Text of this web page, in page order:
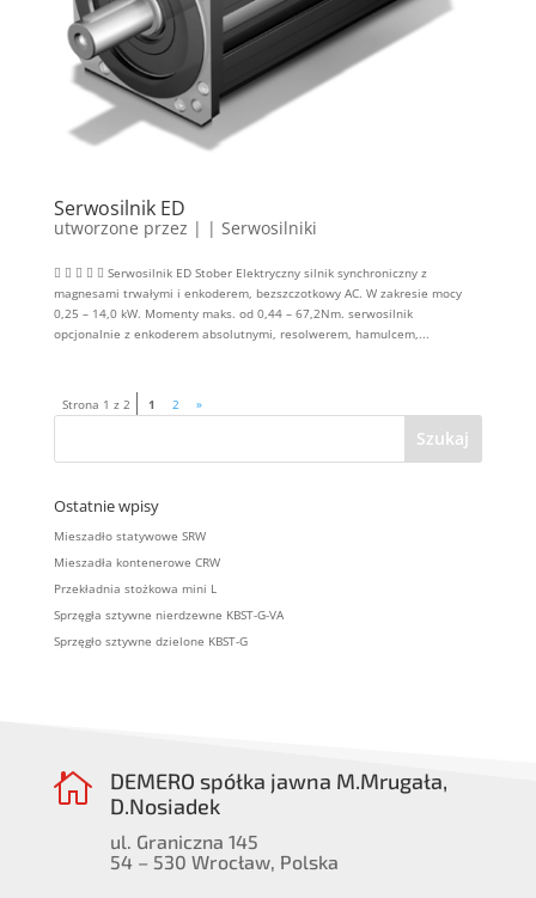
Serwosilnik ED
utworzone przez | | Serwosilniki
     Serwosilnik ED Stober Elektryczny silnik synchroniczny z
magnesami trwałymi i enkoderem, bezszczotkowy AC. W zakresie mocy
0,25 – 14,0 kW. Momenty maks. od 0,44 – 67,2Nm. serwosilnik
opcjonalnie z enkoderem absolutnymi, resolwerem, hamulcem,...
Strona 1 z 2 1 2 »
Ostatnie wpisy
Mieszadło statywowe SRW
Mieszadła kontenerowe CRW
Przekładnia stożkowa mini L
Sprzęgła sztywne nierdzewne KBST-G-VA
Sprzęgło sztywne dzielone KBST-G

DEMERO spółka jawna M.Mrugała,
D.Nosiadek
ul. Graniczna 145
54 – 530 Wrocław, Polska